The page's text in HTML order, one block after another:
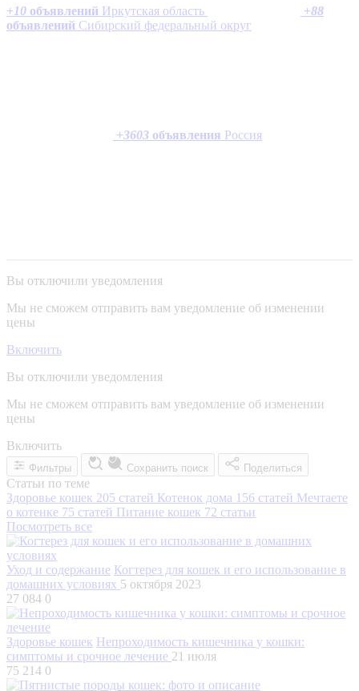
+10 объявлений Иркутская область +88
объявлений Сибирский федеральный округ
+3603 объявления Россия
Вы отключили уведомления
Мы не сможем отправить вам уведомление об изменении
цены
Включить
Вы отключили уведомления
Мы не сможем отправить вам уведомление об изменении
цены
Включить
Фильтры Сохранить поиск Поделиться
Статьи по теме
Здоровье кошек 205 статей Котенок дома 156 статей Мечтаете
о котенке 75 статей Питание кошек 72 статьи
Посмотреть все
Уход и содержание Когтерез для кошек и его использование в
домашних условиях 5 октября 2023
27 084 0
Здоровье кошек Непроходимость кишечника у кошки:
симптомы и срочное лечение 21 июля
75 214 0